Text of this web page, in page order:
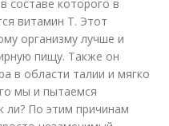
составе которого в
витамин Т. Этот
организму лучше и
пищу. Также он
в области талии и мягко
мы и пытаемся
ли? По этим причинам